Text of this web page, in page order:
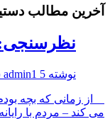
آخرین مطالب
نظرسنجی:
نوشته admin1 5 سال پیش
از زمانی که بچه
می کند – مردم با